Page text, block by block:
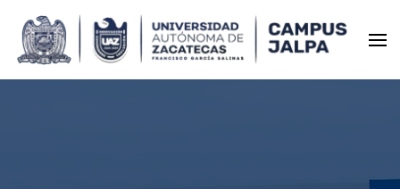
Saltar
contenido
Universidad Autónoma de